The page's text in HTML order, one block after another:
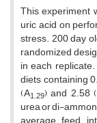
This experiment
uric acid on
stress. 200 day
randomized
in each
diets containing
(A1.29) and 2.58
urea or di-